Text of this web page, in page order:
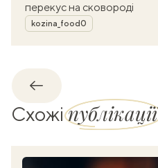
перекус на сковороді
Автор
kozina_food0
Назад
Схожіпублікації